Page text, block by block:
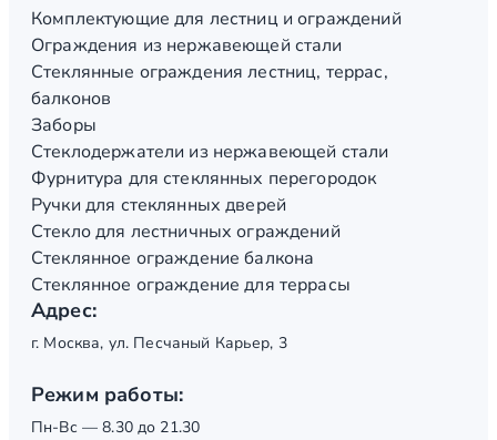
Комплектующие для лестниц и ограждений
Ограждения из нержавеющей стали
Стеклянные ограждения лестниц, террас,
балконов
Заборы
Стеклодержатели из нержавеющей стали
Фурнитура для стеклянных перегородок
Ручки для стеклянных дверей
Стекло для лестничных ограждений
Стеклянное ограждение балкона
Стеклянное ограждение для террасы
Адрес:
г. Москва, ул. Песчаный Карьер, 3
Режим работы:
Пн-Вс — 8.30 до 21.30